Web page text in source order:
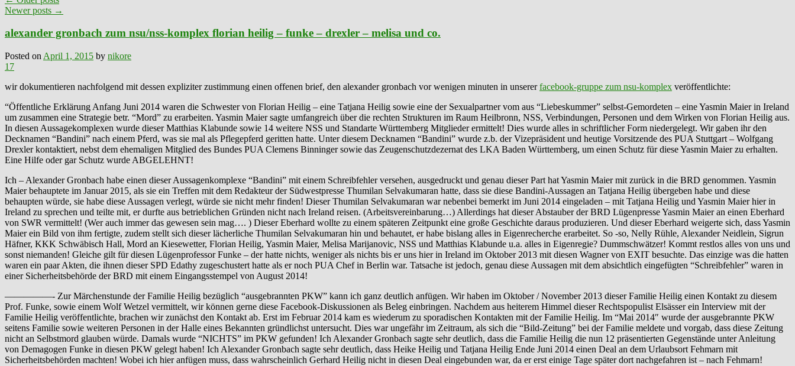
Newer posts →
alexander gronbach zum nsu/nss-komplex florian heilig – funke – drexler – melisa und co.
Posted on April 1, 2015 by nikore
17
wir dokumentieren nachfolgend mit dessen expliziter zustimmung einen offenen brief, den alexander gronbach vor wenigen minuten in unsererfacebook-gruppe zum nsu-komplex veröffentlichte:
“Öffentliche Erklärung Anfang Juni 2014 waren die Schwester von Florian Heilig – eine Tatjana Heilig sowie eine der Sexualpartner vom aus “Liebeskummer” selbst-Gemordeten – eine Yasmin Maier in Ireland
um zusammen eine Strategie betr. “Mord” zu erarbeiten. Yasmin Maier sagte umfangreich über die rechten Strukturen im Raum Heilbronn, NSS, Verbindungen, Personen und dem Wirken von Florian Heilig aus.
In diesen Aussagekomplexen wurde dieser Matthias Klabunde sowie 14 weitere NSS und Standarte Württemberg Mitglieder ermittelt! Dies wurde alles in schriftlicher Form niedergelegt. Wir gaben ihr den
Decknamen “Bandini” nach einem Pferd, was sie mal als Pflegepferd geritten hatte. Unter diesem Decknamen “Bandini” wurde z.b. der Vizepräsident und heutige Vorsitzende des PUA Stuttgart – Wolfgang
Drexler kontaktiert, nebst dem ehemaligen Mitglied des Bundes PUA Clemens Binninger sowie das Zeugenschutzdezernat des LKA Baden Württemberg, um einen Schutz für diese Yasmin Maier zu erhalten.
Eine Hilfe oder gar Schutz wurde ABGELEHNT!
Ich – Alexander Gronbach habe einen dieser Aussagenkomplexe “Bandini” mit einem Schreibfehler versehen, ausgedruckt und genau dieser Part hat Yasmin Maier mit zurück in die BRD genommen. Yasmin
Maier behauptete im Januar 2015, als sie ein Treffen mit dem Redakteur der Südwestpresse Thumilan Selvakumaran hatte, dass sie diese Bandini-Aussagen an Tatjana Heilig übergeben habe und diese
behaupten würde, sie habe diese Aussagen verlegt, würde sie nicht mehr finden! Dieser Thumilan Selvakumaran war nebenbei bemerkt im Juni 2014 eingeladen – mit Tatjana Heilig und Yasmin Maier hier in
Ireland zu sprechen und teilte mit, er durfte aus betrieblichen Gründen nicht nach Ireland reisen. (Arbeitsvereinbarung…) Allerdings hat dieser Abstauber der BRD Lügenpresse Yasmin Maier an einen Eberhard
von SWR vermittelt! (Wer auch immer das gewesen sein mag…. ) Dieser Eberhard wollte zu einem späteren Zeitpunkt eine große Geschichte daraus produzieren. Und dieser Eberhard weigerte sich, dass Yasmin
Maier ein Bild von ihm fertigte, zudem stellt sich dieser lächerliche Thumilan Selvakumaran hin und behautet, er habe bislang alles in Eigenrecherche erarbeitet. So -so, Nelly Rühle, Alexander Neidlein, Sigrun
Häfner, KKK Schwäbisch Hall, Mord an Kiesewetter, Florian Heilig, Yasmin Maier, Melisa Marijanovic, NSS und Matthias Klabunde u.a. alles in Eigenregie? Dummschwätzer! Kommt restlos alles von uns und
sonst niemanden! Gleiche gilt für diesen Lügenprofessor Funke – der hatte nichts, weniger als nichts bis er uns hier in Ireland im Oktober 2013 mit diesen Wagner von EXIT besuchte. Das einzige was die hatten
waren ein paar Akten, die ihnen dieser SPD Edathy zugeschustert hatte als er noch PUA Chef in Berlin war. Tatsache ist jedoch, genau diese Aussagen mit dem absichtlich eingefügten “Schreibfehler” waren in
einer Sicherheitsbehörde der BRD mit einem Eingangsstempel von August 2014!
—————- Zur Märchenstunde der Familie Heilig bezüglich “ausgebrannten PKW” kann ich ganz deutlich anfügen. Wir haben im Oktober / November 2013 dieser Familie Heilig einen Kontakt zu diesem
Prof. Funke, sowie einem Wolf Wetzel vermittelt, wir können gerne diese Facebook-Diskussionen als Beleg einbringen. Nachdem aus heiterem Himmel dieser Rechtspopulist Elsässer ein Interview mit der
Familie Heilig veröffentlichte, brachen wir zunächst den Kontakt ab. Erst im Februar 2014 kam es wiederum zu sporadischen Kontakten mit der Familie Heilig. Im “Mai 2014″ wurde der ausgebrannte PKW
seitens Familie sowie weiteren Personen in der Halle eines Bekannten gründlichst untersucht. Dies war ungefähr im Zeitraum, als sich die “Bild-Zeitung” bei der Familie meldete und vorgab, dass diese Zeitung
nicht an Selbstmord glauben würde. Damals wurde “NICHTS” im PKW gefunden! Ich Alexander Gronbach sagte sehr deutlich, dass die Familie Heilig die nun 12 präsentierten Gegenstände unter Anleitung
von Demagogen Funke in diesen PKW gelegt haben! Ich Alexander Gronbach sagte sehr deutlich, dass Heike Heilig und Tatjana Heilig Ende Juni 2014 einen Deal an dem Urlaubsort Fehmarn mit
Sicherheitsbehörden machten! Wobei ich hier anfügen muss, dass wahrscheinlich Gerhard Heilig nicht in diesen Deal eingebunden war, da er erst einige Tage später dort nachgefahren ist – nach Fehmarn!